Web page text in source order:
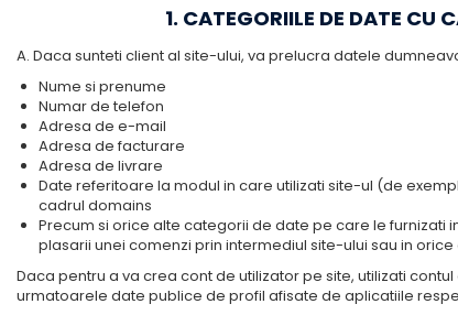
1. CATEGORIILE DE DATE CU
A. Daca sunteti client al site-ului, va prelucra datele
Nume si prenume
Numar de telefon
Adresa de e-mail
Adresa de facturare
Adresa de livrare
Date referitoare la modul in care utilizati site-ul (de
cadrul domains
Precum si orice alte categorii de date pe care le furnizati
plasarii unei comenzi prin intermediul site-ului sau in
Daca pentru a va crea cont de utilizator pe site, utilizati
urmatoarele date publice de profil afisate de aplicatiile